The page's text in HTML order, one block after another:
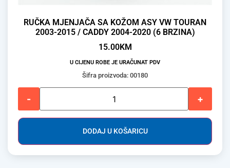
RUČKA MJENJAČA SA KOŽOM ASY VW TOURAN
2003-2015 / CADDY 2004-2020 (6 BRZINA)
15.00KM
U CIJENU ROBE JE URAČUNAT PDV
Šifra proizvoda: 00180
- +
DODAJ U KOŠARICU